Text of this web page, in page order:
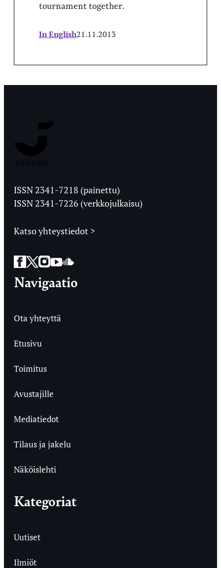
tournament together.
In English21.11.2013
Ylioppilaslehti
ISSN 2341-7218 (painettu)
ISSN 2341-7226 (verkkojulkaisu)
Katso yhteystiedot >
Facebook
Twitter
Instagram
YouTube
SoundCloud
Navigaatio
Ota yhteyttä
Etusivu
Toimitus
Avustajille
Mediatiedot
Tilaus ja jakelu
Näköislehti
Kategoriat
Uutiset
Ilmiöt